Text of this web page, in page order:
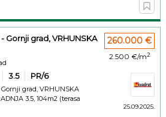
Gornji grad, VRHUNSKA
3.5 PR/6
grad, VRHUNSKA
3.5, 104m2 (terasa
260.000 €
2.500 €/m2
25.09.2025.